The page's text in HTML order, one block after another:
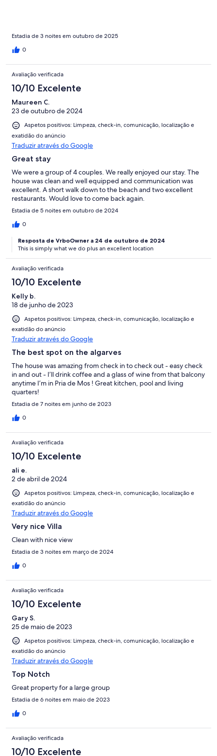
Estadia de 3 noites em outubro de 2025
0
Avaliação verificada
10/10 Excelente
Maureen C.
23 de outubro de 2024
Aspetos positivos: Limpeza, check-in, comunicação, localização e
exatidão do anúncio
Traduzir através do Google
Great stay
We were a group of 4 couples. We really enjoyed our stay. The
house was clean and well equipped and communication was
excellent. A short walk down to the beach and two excellent
restaurants. Would love to come back again.
Estadia de 5 noites em outubro de 2024
0
Resposta de VrboOwner a 24 de outubro de 2024
This is simply what we do plus an excellent location
Avaliação verificada
10/10 Excelente
Kelly b.
18 de junho de 2023
Aspetos positivos: Limpeza, check-in, comunicação, localização e
exatidão do anúncio
Traduzir através do Google
The best spot on the algarves
The house was amazing from check in to check out - easy check
in and out - I’ll drink coffee and a glass of wine from that balcony
anytime I’m in Pria de Mos ! Great kitchen, pool and living
quarters!
Estadia de 7 noites em junho de 2023
0
Avaliação verificada
10/10 Excelente
ali e.
2 de abril de 2024
Aspetos positivos: Limpeza, check-in, comunicação, localização e
exatidão do anúncio
Traduzir através do Google
Very nice Villa
Clean with nice view
Estadia de 3 noites em março de 2024
0
Avaliação verificada
10/10 Excelente
Gary S.
25 de maio de 2023
Aspetos positivos: Limpeza, check-in, comunicação, localização e
exatidão do anúncio
Traduzir através do Google
Top Notch
Great property for a large group
Estadia de 6 noites em maio de 2023
0
Avaliação verificada
10/10 Excelente